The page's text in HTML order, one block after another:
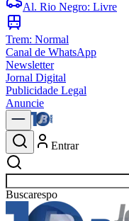
Al. Rio Negro: Livre
Trem: Normal
Canal de WhatsApp
Newsletter
Jornal Digital
Publicidade Legal
Anuncie
Entrar
Buscarpolíti